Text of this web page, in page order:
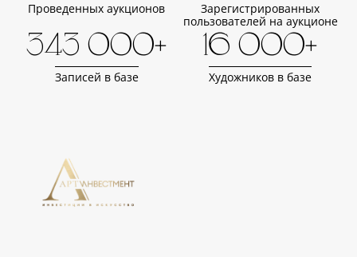
Проведенных аукционов
Зарегистрированных
пользователей на аукционе
343 000+
Записей в базе
16 000+
Художников в базе